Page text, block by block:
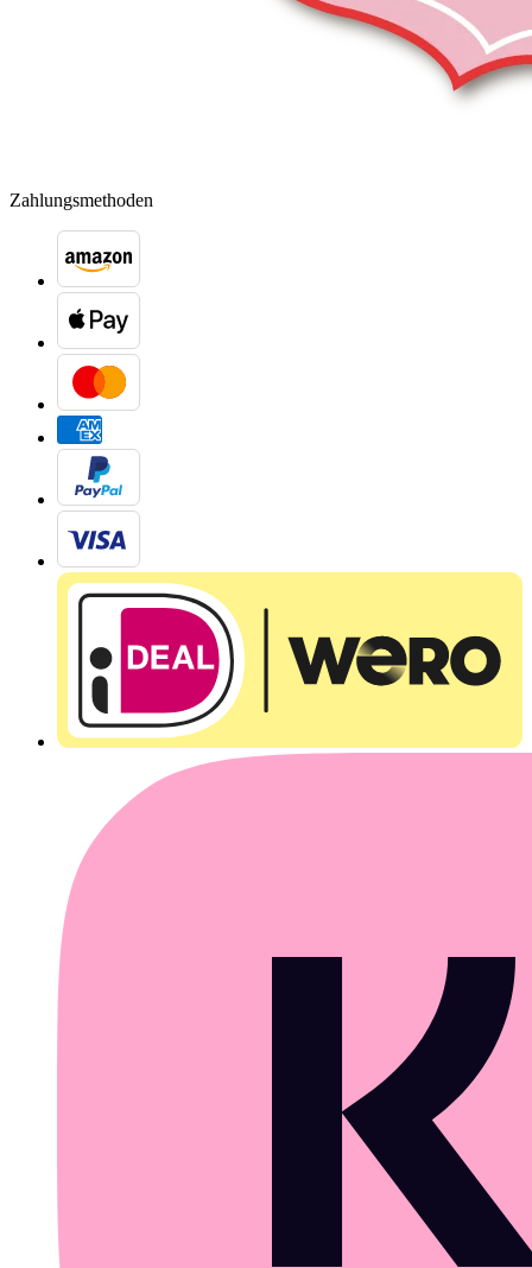
Zahlungsmethoden